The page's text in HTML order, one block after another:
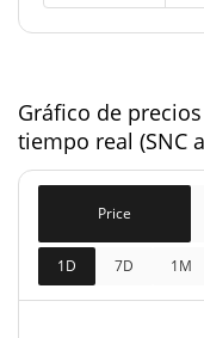
Suministro
Capitalización de
Mercado
Capitalización de
mercado
completamente
Gráfico de
tiempo real (SNC
Price
1D 7D 1M